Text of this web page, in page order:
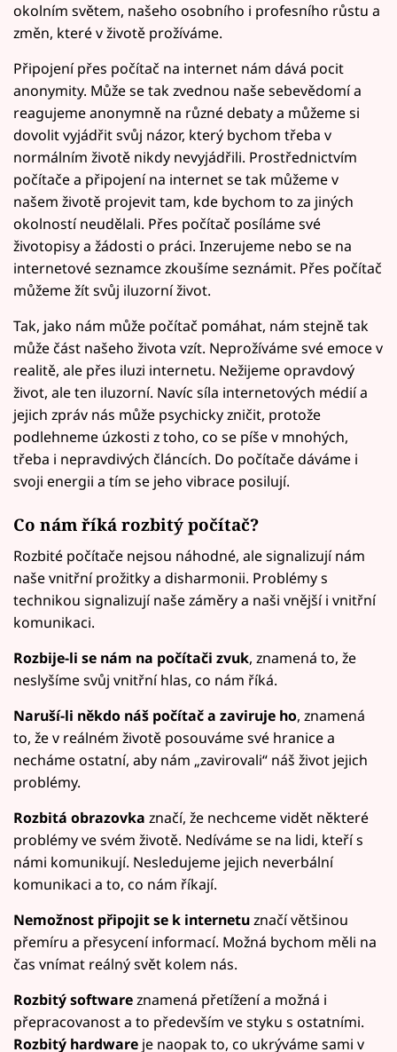
okolním světem, našeho osobního i profesního růstu a
změn, které v životě prožíváme.
Připojení přes počítač na internet nám dává pocit
anonymity. Může se tak zvednou naše sebevědomí a
reagujeme anonymně na různé debaty a můžeme si
dovolit vyjádřit svůj názor, který bychom třeba v
normálním životě nikdy nevyjádřili. Prostřednictvím
počítače a připojení na internet se tak můžeme v
našem životě projevit tam, kde bychom to za jiných
okolností neudělali. Přes počítač posíláme své
životopisy a žádosti o práci. Inzerujeme nebo se na
internetové seznamce zkoušíme seznámit. Přes počítač
můžeme žít svůj iluzorní život.
Tak, jako nám může počítač pomáhat, nám stejně tak
může část našeho života vzít. Neprožíváme své emoce v
realitě, ale přes iluzi internetu. Nežijeme opravdový
život, ale ten iluzorní. Navíc síla internetových médií a
jejich zpráv nás může psychicky zničit, protože
podlehneme úzkosti z toho, co se píše v mnohých,
třeba i nepravdivých článcích. Do počítače dáváme i
svoji energii a tím se jeho vibrace posilují.
Co nám říká rozbitý počítač?
Rozbité počítače nejsou náhodné, ale signalizují nám
naše vnitřní prožitky a disharmonii. Problémy s
technikou signalizují naše záměry a naši vnější i vnitřní
komunikaci.
Rozbije-li se nám na počítači zvuk, znamená to, že
neslyšíme svůj vnitřní hlas, co nám říká.
Naruší-li někdo náš počítač a zaviruje ho, znamená
to, že v reálném životě posouváme své hranice a
necháme ostatní, aby nám „zavirovali“ náš život jejich
problémy.
Rozbitá obrazovka značí, že nechceme vidět některé
problémy ve svém životě. Nedíváme se na lidi, kteří s
námi komunikují. Nesledujeme jejich neverbální
komunikaci a to, co nám říkají.
Nemožnost připojit se k internetuznačí většinou
přemíru a přesycení informací. Možná bychom měli na
čas vnímat reálný svět kolem nás.
Rozbitý softwareznamená přetížení a možná i
přepracovanost a to především ve styku s ostatními.
Rozbitý hardware je naopak to, co ukrýváme sami v